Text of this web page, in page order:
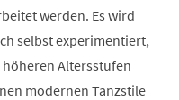
werden. Es wird
selbst experimentiert,
Altersstufen
modernen Tanzstile